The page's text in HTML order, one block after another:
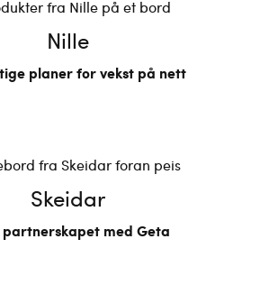
Nille
planer for vekst på nett
Skeidar
med Geta